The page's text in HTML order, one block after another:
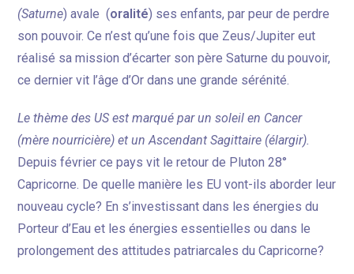
(Saturne) avale (oralité) ses enfants, par peur de perdre
son pouvoir. Ce n’est qu’une fois que Zeus/Jupiter eut
réalisé sa mission d’écarter son père Saturne du pouvoir,
ce dernier vit l’âge d’Or dans une grande sérénité.
Le thème des US est marqué par un soleil en Cancer
(mère nourricière) et un Ascendant Sagittaire (élargir).
Depuis février ce pays vit le retour de Pluton 28°
Capricorne. De quelle manière les EU vont-ils aborder leur
nouveau cycle? En s’investissant dans les énergies du
Porteur d’Eau et les énergies essentielles ou dans le
prolongement des attitudes patriarcales du Capricorne?